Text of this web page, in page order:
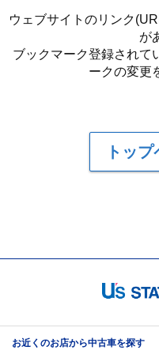
ウェブサイトのリンク
が
ブックマーク登録されて
ークの変更
トッ
お近くのお店から中古車を探す